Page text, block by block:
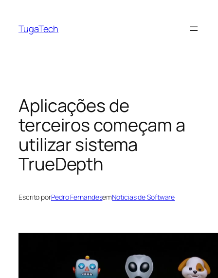
TugaTech
Aplicações de
terceiros começam a
utilizar sistema
TrueDepth
Escrito porPedro FernandesemNoticias de Software